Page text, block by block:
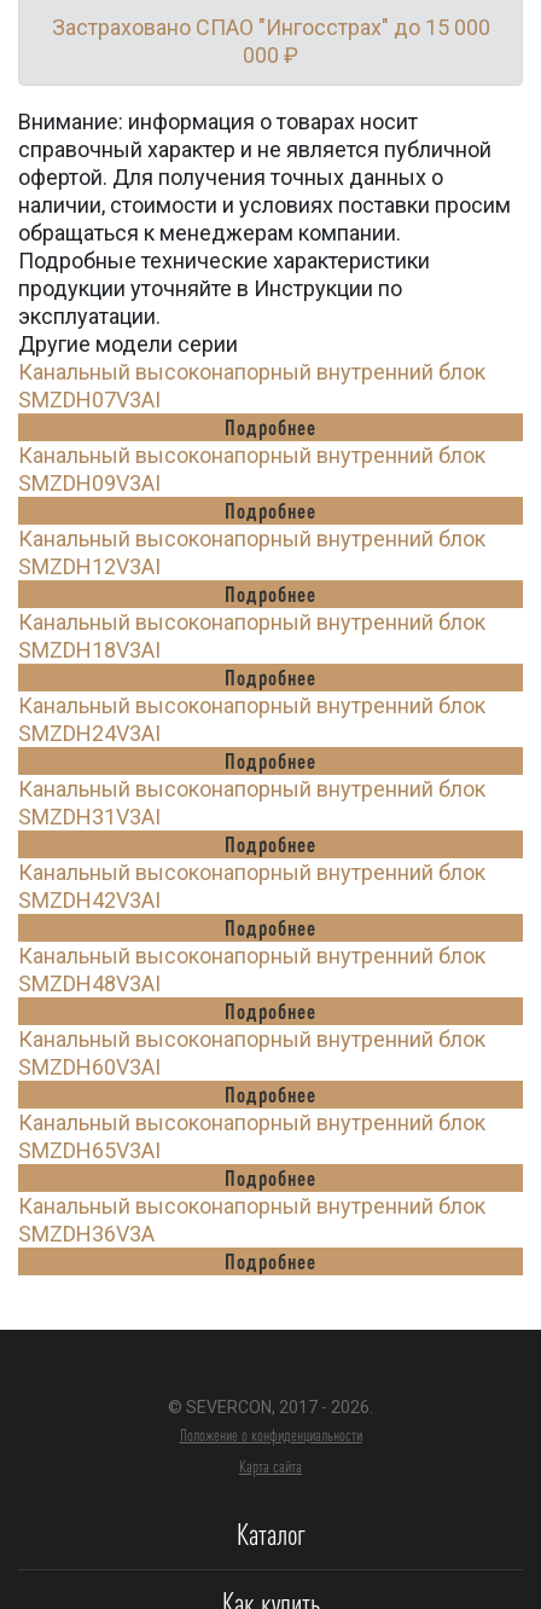
Застраховано СПАО "Ингосстрах" до 15 000
000 ₽
Внимание: информация о товарах носит
справочный характер и не является публичной
офертой. Для получения точных данных о
наличии, стоимости и условиях поставки просим
обращаться к менеджерам компании.
Подробные технические характеристики
продукции уточняйте в Инструкции по
эксплуатации.
Другие модели серии
Канальный высоконапорный внутренний блок
SMZDH07V3AI
Подробнее
Канальный высоконапорный внутренний блок
SMZDH09V3AI
Подробнее
Канальный высоконапорный внутренний блок
SMZDH12V3AI
Подробнее
Канальный высоконапорный внутренний блок
SMZDH18V3AI
Подробнее
Канальный высоконапорный внутренний блок
SMZDH24V3AI
Подробнее
Канальный высоконапорный внутренний блок
SMZDH31V3AI
Подробнее
Канальный высоконапорный внутренний блок
SMZDH42V3AI
Подробнее
Канальный высоконапорный внутренний блок
SMZDH48V3AI
Подробнее
Канальный высоконапорный внутренний блок
SMZDH60V3AI
Подробнее
Канальный высоконапорный внутренний блок
SMZDH65V3AI
Подробнее
Канальный высоконапорный внутренний блок
SMZDH36V3A
Подробнее
© SEVERCON, 2017 - 2026.
Положение о конфиденциальности
Карта сайта
Каталог